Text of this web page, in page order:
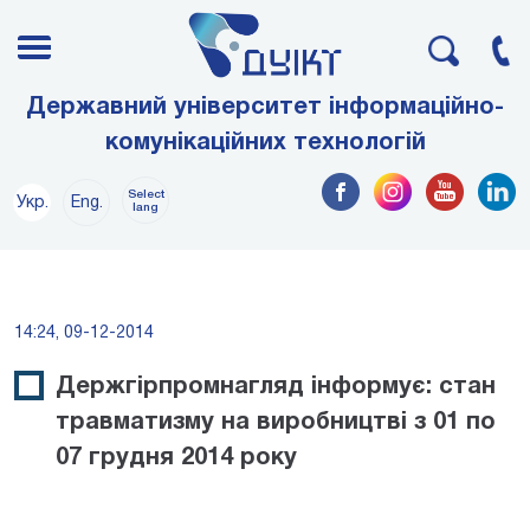
Державний університет інформаційно-
комунікаційних технологій
Укр. Eng.
Select
lang
14:24, 09-12-2014
Держгірпромнагляд інформує: стан
травматизму на виробництві з 01 по
07 грудня 2014 року